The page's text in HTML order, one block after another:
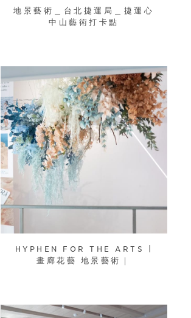
地景藝術＿台北捷運局＿捷運心
中山藝術打卡點
HYPHEN FOR THE ARTS |
畫廊花藝 地景藝術｜